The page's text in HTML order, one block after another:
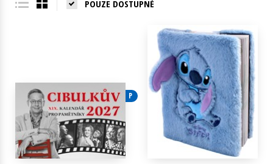
Všechny tituly
POUZE DOSTUPNÉ
P